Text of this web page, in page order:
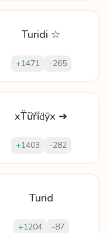
Turidi ☆
+1471 -265
xT̈ữŕḯḋȳx ➜
+1403 -282
Turid
+1204 -87